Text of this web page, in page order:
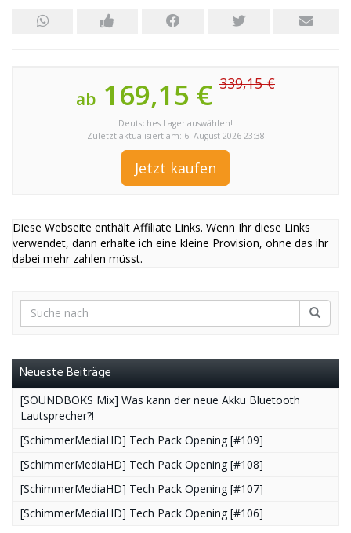
ab 169,15 € 339,15 €
Deutsches Lager auswählen!
Zuletzt aktualisiert am: 6. August 2026 23:38
Jetzt kaufen
Diese Webseite enthält Affiliate Links. Wenn Ihr diese Links
verwendet, dann erhalte ich eine kleine Provision, ohne das ihr
dabei mehr zahlen müsst.
Neueste Beiträge
[SOUNDBOKS Mix] Was kann der neue Akku Bluetooth
Lautsprecher?!
[SchimmerMediaHD] Tech Pack Opening [#109]
[SchimmerMediaHD] Tech Pack Opening [#108]
[SchimmerMediaHD] Tech Pack Opening [#107]
[SchimmerMediaHD] Tech Pack Opening [#106]